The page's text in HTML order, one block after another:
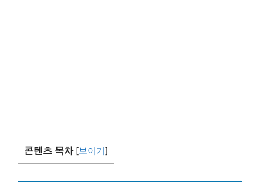
콘텐츠 목차 [보이기]